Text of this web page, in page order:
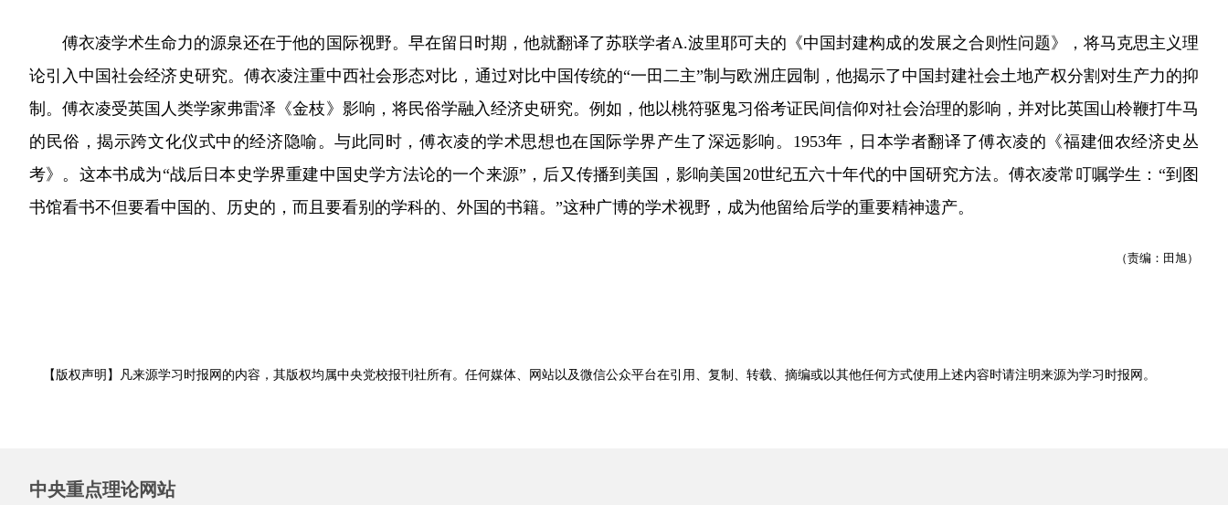
傅衣凌学术生命力的源泉还在于他的国际视野。早在留日时期，他就翻译了苏联学者A.波里耶可夫的《中国封建构成的发展之合则性问题》，将马克思主义理
论引入中国社会经济史研究。傅衣凌注重中西社会形态对比，通过对比中国传统的“一田二主”制与欧洲庄园制，他揭示了中国封建社会土地产权分割对生产力的抑
制。傅衣凌受英国人类学家弗雷泽《金枝》影响，将民俗学融入经济史研究。例如，他以桃符驱鬼习俗考证民间信仰对社会治理的影响，并对比英国山柃鞭打牛马
的民俗，揭示跨文化仪式中的经济隐喻。与此同时，傅衣凌的学术思想也在国际学界产生了深远影响。1953年，日本学者翻译了傅衣凌的《福建佃农经济史丛
考》。这本书成为“战后日本史学界重建中国史学方法论的一个来源”，后又传播到美国，影响美国20世纪五六十年代的中国研究方法。傅衣凌常叮嘱学生：“到图
书馆看书不但要看中国的、历史的，而且要看别的学科的、外国的书籍。”这种广博的学术视野，成为他留给后学的重要精神遗产。
（责编：田旭）
【版权声明】凡来源学习时报网的内容，其版权均属中央党校报刊社所有。任何媒体、网站以及微信公众平台在引用、复制、转载、摘编或以其他任何方式使用上述内容时请注明来源为学习时报网 。
中央重点理论网站